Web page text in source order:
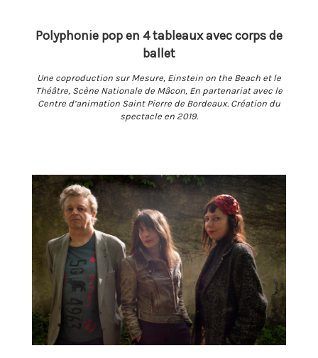
Polyphonie pop en 4 tableaux avec corps de
ballet
Une coproduction sur Mesure, Einstein on the Beach et le
Théâtre, Scène Nationale de Mâcon, En partenariat avec le
Centre d’animation Saint Pierre de Bordeaux. Création du
spectacle en 2019.